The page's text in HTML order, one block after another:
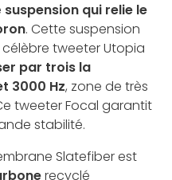
suspension qui relie le
. Cette suspension
tweeter Utopia
par trois la
3000 Hz, zone de très
tweeter Focal garantit
stabilité.
Slatefiber est
recyclé